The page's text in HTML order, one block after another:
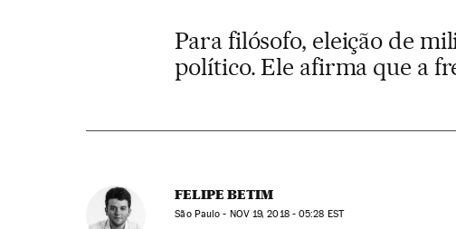
Para filósofo, eleição de
político. Ele afirma que a
FELIPE BETIM
São Paulo - NOV19, 2018 - 05:28 EST